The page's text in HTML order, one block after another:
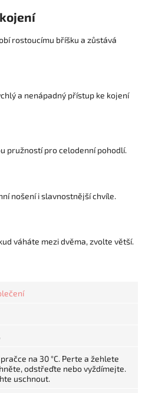
rostoucímu bříšku a zůstává
a nenápadný přístup ke kojení
pružností pro celodenní pohodlí.
nošení i slavnostnější chvíle.
váháte mezi dvěma, zvolte větší.
na 30 °C. Perte a žehlete
odstřeďte nebo vyždímejte.
uschnout.